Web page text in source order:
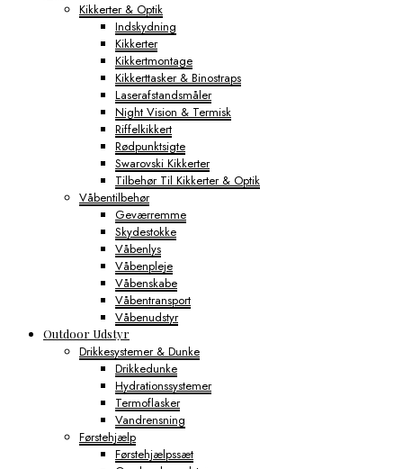
Kikkerter & Optik
Indskydning
Kikkerter
Kikkertmontage
Kikkerttasker & Binostraps
Laserafstandsmåler
Night Vision & Termisk
Riffelkikkert
Rødpunktsigte
Swarovski Kikkerter
Tilbehør Til Kikkerter & Optik
Våbentilbehør
Geværremme
Skydestokke
Våbenlys
Våbenpleje
Våbenskabe
Våbentransport
Våbenudstyr
Outdoor Udstyr
Drikkesystemer & Dunke
Drikkedunke
Hydrationssystemer
Termoflasker
Vandrensning
Førstehjælp
Førstehjælpssæt